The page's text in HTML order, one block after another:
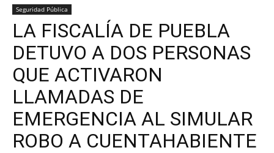
Seguridad Pública
LA FISCALÍA DE PUEBLA
DETUVO A DOS PERSONAS
QUE ACTIVARON
LLAMADAS DE
EMERGENCIA AL SIMULAR
ROBO A CUENTAHABIENTE